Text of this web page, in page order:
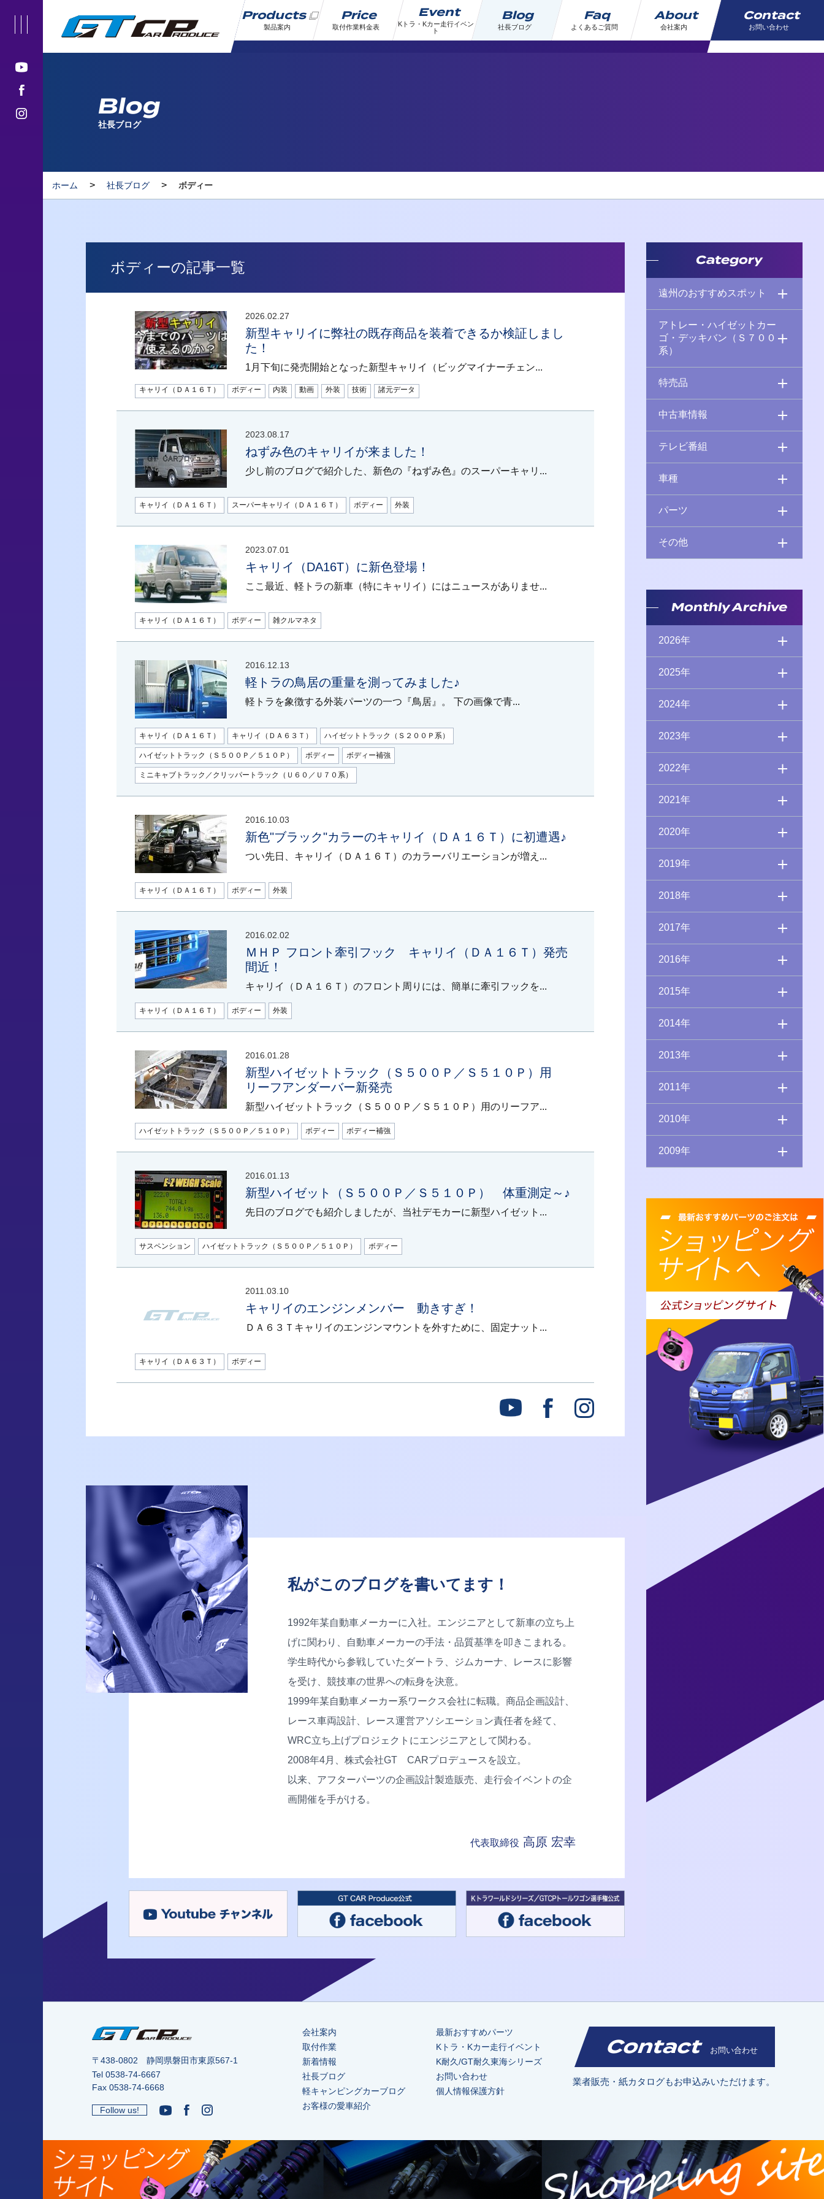
Products
製品案内
Price
取付作業料金表
Event
Kトラ・Kカー走行イベン
ト
Blog
社長ブログ
Faq
よくあるご質問
About
会社案内
Contact
お問い合わせ
Blog
社長ブログ
ホーム > 社長ブログ > ボディー
ボディーの記事一覧
2026.02.27
新型キャリイに弊社の既存商品を装着できるか検証しまし
た！
1月下旬に発売開始となった新型キャリイ（ビッグマイナーチェン...
キャリイ（ＤＡ１６Ｔ） ボディー 内装 動画 外装 技術 諸元データ
2023.08.17
ねずみ色のキャリイが来ました！
少し前のブログで紹介した、新色の『ねずみ色』のスーパーキャリ...
キャリイ（ＤＡ１６Ｔ） スーパーキャリイ（ＤＡ１６Ｔ） ボディー 外装
2023.07.01
キャリイ（DA16T）に新色登場！
ここ最近、軽トラの新車（特にキャリイ）にはニュースがありませ...
キャリイ（ＤＡ１６Ｔ） ボディー 雑クルマネタ
2016.12.13
軽トラの鳥居の重量を測ってみました♪
軽トラを象徴する外装パーツの一つ『鳥居』。 下の画像で青...
キャリイ（ＤＡ１６Ｔ） キャリイ（ＤＡ６３Ｔ） ハイゼットトラック（Ｓ２００Ｐ系）
ハイゼットトラック（Ｓ５００Ｐ／５１０Ｐ） ボディー ボディー補強
ミニキャブトラック／クリッパートラック（Ｕ６０／Ｕ７０系）
2016.10.03
新色"ブラック"カラーのキャリイ（ＤＡ１６Ｔ）に初遭遇♪
つい先日、キャリイ（ＤＡ１６Ｔ）のカラーバリエーションが増え...
キャリイ（ＤＡ１６Ｔ） ボディー 外装
2016.02.02
ＭＨＰ フロント牽引フック キャリイ（ＤＡ１６Ｔ）発売
間近！
キャリイ（ＤＡ１６Ｔ）のフロント周りには、簡単に牽引フックを...
キャリイ（ＤＡ１６Ｔ） ボディー 外装
2016.01.28
新型ハイゼットトラック（Ｓ５００Ｐ／Ｓ５１０Ｐ）用
リーフアンダーバー新発売
新型ハイゼットトラック（Ｓ５００Ｐ／Ｓ５１０Ｐ）用のリーフア...
ハイゼットトラック（Ｓ５００Ｐ／５１０Ｐ） ボディー ボディー補強
2016.01.13
新型ハイゼット（Ｓ５００Ｐ／Ｓ５１０Ｐ） 体重測定～♪
先日のブログでも紹介しましたが、当社デモカーに新型ハイゼット...
サスペンション ハイゼットトラック（Ｓ５００Ｐ／５１０Ｐ） ボディー
2011.03.10
キャリイのエンジンメンバー 動きすぎ！
ＤＡ６３Ｔキャリイのエンジンマウントを外すために、固定ナット...
キャリイ（ＤＡ６３Ｔ） ボディー
私がこのブログを書いてます！
1992年某自動車メーカーに入社。エンジニアとして新車の立ち上
げに関わり、自動車メーカーの手法・品質基準を叩きこまれる。
学生時代から参戦していたダートラ、ジムカーナ、レースに影響
を受け、競技車の世界への転身を決意。
1999年某自動車メーカー系ワークス会社に転職。商品企画設計、
レース車両設計、レース運営アソシエーション責任者を経て、
WRC立ち上げプロジェクトにエンジニアとして関わる。
2008年4月、株式会社GT CARプロデュースを設立。
以来、アフターパーツの企画設計製造販売、走行会イベントの企
画開催を手がける。
代表取締役 高原 宏幸
Category
遠州のおすすめスポット
アトレー・ハイゼットカー
ゴ・デッキバン（Ｓ７００
系）
特売品
中古車情報
テレビ番組
車種
パーツ
その他
Monthly Archive
2026年
2025年
2024年
2023年
2022年
2021年
2020年
2019年
2018年
2017年
2016年
2015年
2014年
2013年
2011年
2010年
2009年
〒438-0802 静岡県磐田市東原567-1
Tel 0538-74-6667
Fax 0538-74-6668
Follow us!
会社案内
取付作業
新着情報
社長ブログ
軽キャンピングカーブログ
お客様の愛車紹介
最新おすすめパーツ
Kトラ・Kカー走行イベント
K耐久/GT耐久東海シリーズ
お問い合わせ
個人情報保護方針
Contact お問い合わせ
業者販売・紙カタログもお申込みいただけます。